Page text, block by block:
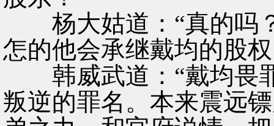
杨大姑道：“真的吗
怎的他会承继戴均的股
韩威武道：“戴均畏
叛逆的罪名。本来震远